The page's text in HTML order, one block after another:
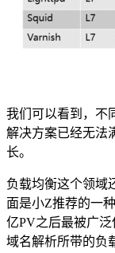
我们可以看到，不
解决方案已经无法
长。
负载均衡这个领域
面是小Z推荐的一
亿PV之后最被广
域名解析所带的负